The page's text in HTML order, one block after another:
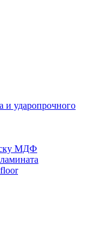
и ударопрочного
МДФ